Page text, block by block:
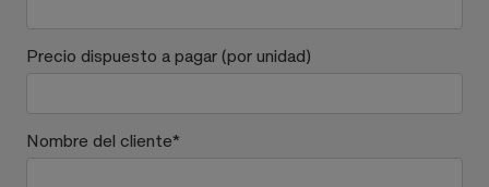
Precio dispuesto a pagar (por unidad)
Nombre del cliente*